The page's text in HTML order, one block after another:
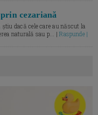
cezariană
dacă cele care au născut la
naturală sau p... |Raspunde |